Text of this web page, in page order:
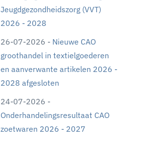
Jeugdgezondheidszorg (VVT)
2026 - 2028
26-07-2026 - Nieuwe CAO
groothandel in textielgoederen
en aanverwante artikelen 2026 -
2028 afgesloten
24-07-2026 -
Onderhandelingsresultaat CAO
zoetwaren 2026 - 2027